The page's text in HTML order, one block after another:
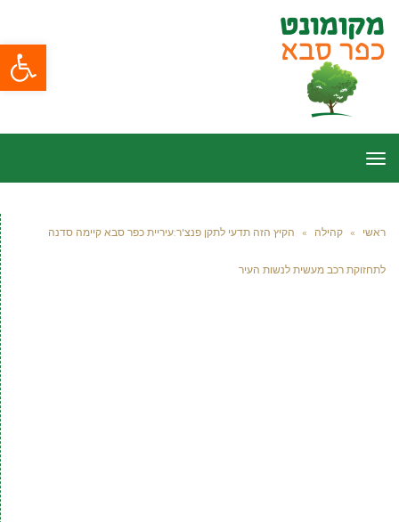
פתח
תפריט
ראשי » קהילה » הקיץ הזה תדעי לתקן פנצ'ר:עיריית כפר סבא קיימה סדנה
לתחזוקת רכב מעשית לנשות העיר